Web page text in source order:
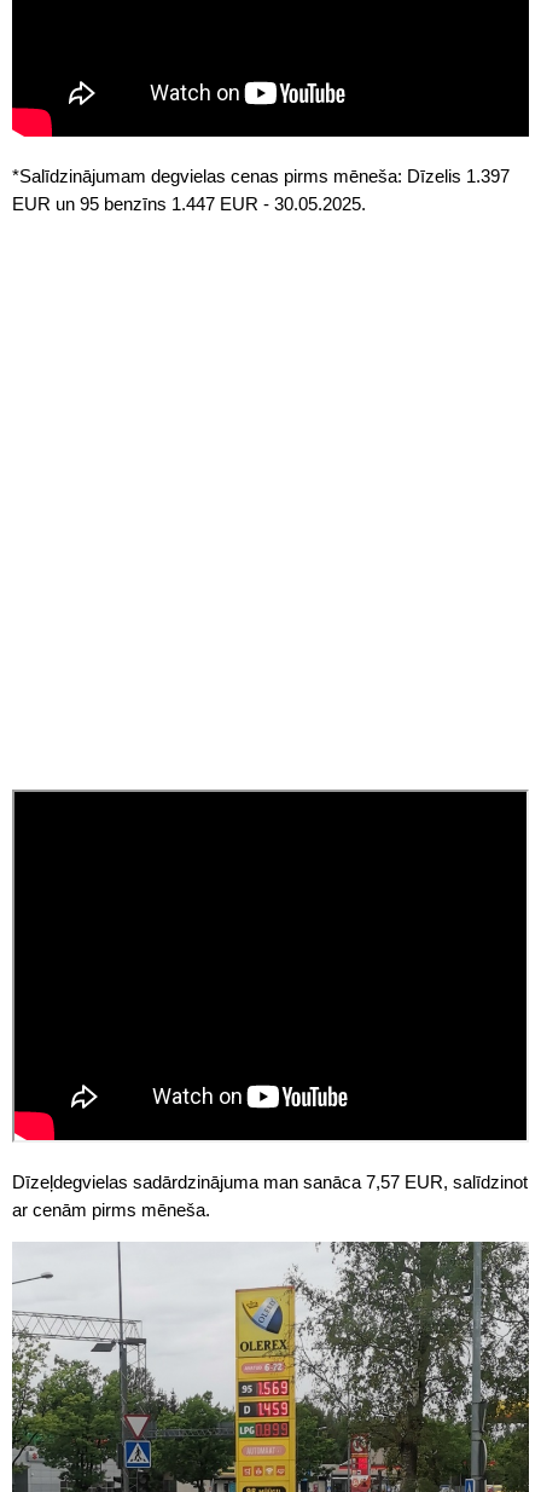
*Salīdzinājumam degvielas cenas pirms mēneša: Dīzelis 1.397
EUR un 95 benzīns 1.447 EUR - 30.05.2025.
Dīzeļdegvielas sadārdzinājuma man sanāca 7,57 EUR, salīdzinot
ar cenām pirms mēneša.